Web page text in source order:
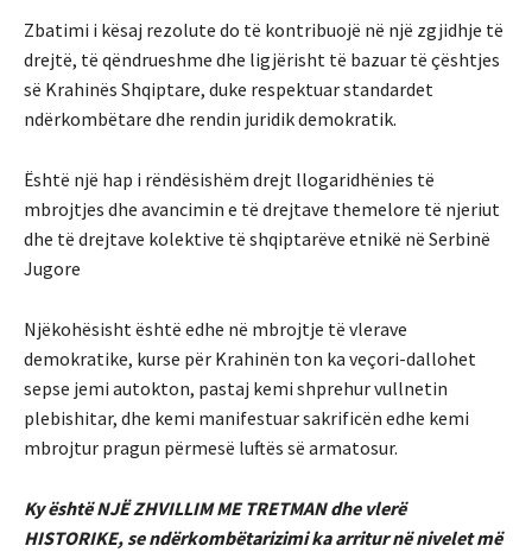
Zbatimi i kësaj rezolute do të kontribuojë në një zgjidhje të
drejtë, të qëndrueshme dhe ligjërisht të bazuar të çështjes
së Krahinës Shqiptare, duke respektuar standardet
ndërkombëtare dhe rendin juridik demokratik.
Është një hap i rëndësishëm drejt llogaridhënies të
mbrojtjes dhe avancimin e të drejtave themelore të njeriut
dhe të drejtave kolektive të shqiptarëve etnikë në Serbinë
Jugore
Njëkohësisht është edhe në mbrojtje të vlerave
demokratike, kurse për Krahinën ton ka veçori-dallohet
sepse jemi autokton, pastaj kemi shprehur vullnetin
plebishitar, dhe kemi manifestuar sakrificën edhe kemi
mbrojtur pragun përmesë luftës së armatosur.
Ky është NJË ZHVILLIM ME TRETMAN dhe vlerë
HISTORIKE, se ndërkombëtarizimi ka arritur në nivelet më